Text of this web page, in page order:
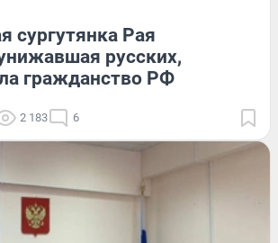
сургутянка Рая
русских,
гражданство РФ
2 183 6